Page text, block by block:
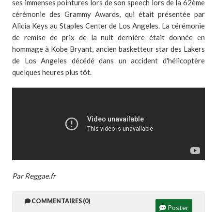
ses immenses pointures lors de son speech lors de la 62ème
cérémonie des Grammy Awards, qui était présentée par
Alicia Keys au Staples Center de Los Angeles. La cérémonie
de remise de prix de la nuit dernière était donnée en
hommage à Kobe Bryant, ancien basketteur star des Lakers
de Los Angeles décédé dans un accident d'hélicoptère
quelques heures plus tôt.
Par Reggae.fr
COMMENTAIRES (0)
Poster